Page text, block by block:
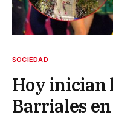
SOCIEDAD
Hoy inician
Barriales